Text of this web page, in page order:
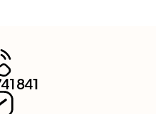
841